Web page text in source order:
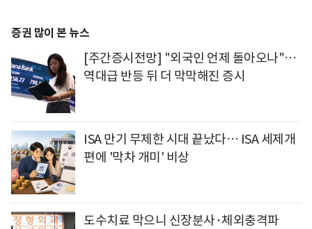
증권 많이 본 뉴스
[주간증시전망] "외국인 언제 돌아오나"…
역대급 반등 뒤 더 막막해진 증시
ISA 만기 무제한 시대 끝났다… ISA 세제개
편에 '막차 개미' 비상
도수치료 막으니 신장분사·체외충격파